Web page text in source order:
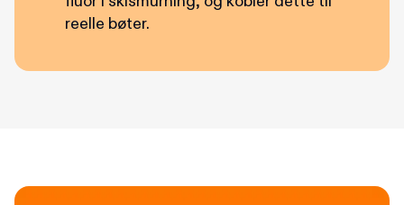
reelle bøter.